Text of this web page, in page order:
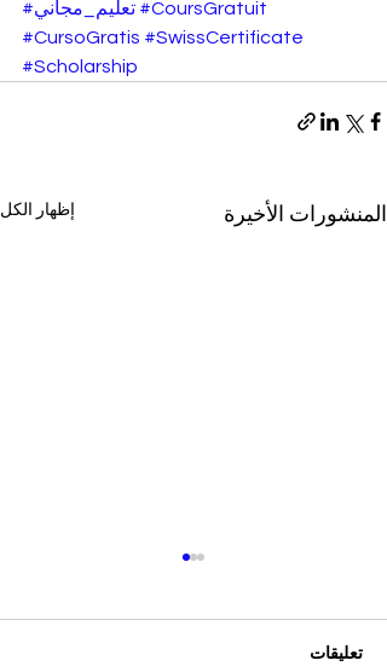
#تعليم_مجاني #CoursGratuit
#CursoGratis #SwissCertificate
#Scholarship
المنشورات الأخيرة إظهار الكل
تعليقات